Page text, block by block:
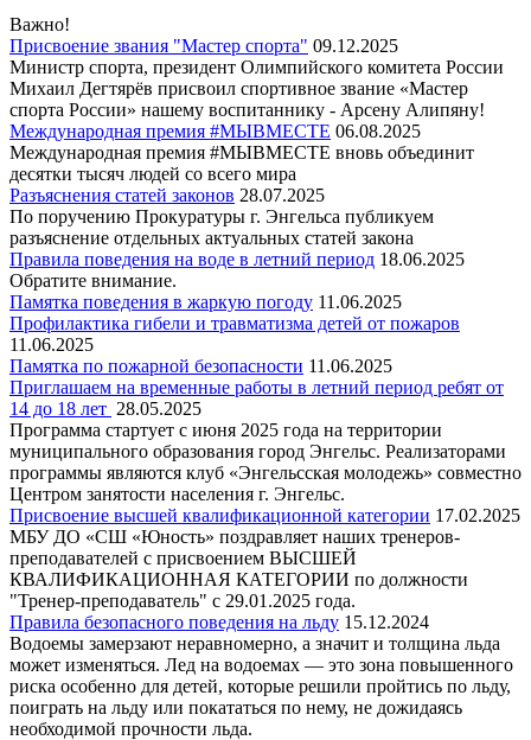
Важно!
Присвоение звания "Мастер спорта" 09.12.2025
Министр спорта, президент Олимпийского комитета России
Михаил Дегтярёв присвоил спортивное звание «Мастер
спорта России» нашему воспитаннику - Арсену Алипяну!
Международная премия #МЫВМЕСТЕ 06.08.2025
Международная премия #МЫВМЕСТЕ вновь объединит
десятки тысяч людей со всего мира
Разъяснения статей законов 28.07.2025
По поручению Прокуратуры г. Энгельса публикуем
разъяснение отдельных актуальных статей закона
Правила поведения на воде в летний период 18.06.2025
Обратите внимание.
Памятка поведения в жаркую погоду 11.06.2025
Профилактика гибели и травматизма детей от пожаров
11.06.2025
Памятка по пожарной безопасности 11.06.2025
Приглашаем на временные работы в летний период ребят от
14 до 18 лет 28.05.2025
Программа стартует с июня 2025 года на территории
муниципального образования город Энгельс. Реализаторами
программы являются клуб «Энгельсская молодежь» совместно
Центром занятости населения г. Энгельс.
Присвоение высшей квалификационной категории 17.02.2025
МБУ ДО «СШ «Юность» поздравляет наших тренеров-
преподавателей с присвоением ВЫСШЕЙ
КВАЛИФИКАЦИОННАЯ КАТЕГОРИИ по должности
"Тренер-преподаватель" с 29.01.2025 года.
Правила безопасного поведения на льду 15.12.2024
Водоемы замерзают неравномерно, а значит и толщина льда
может изменяться. Лед на водоемах — это зона повышенного
риска особенно для детей, которые решили пройтись по льду,
поиграть на льду или покататься по нему, не дожидаясь
необходимой прочности льда.